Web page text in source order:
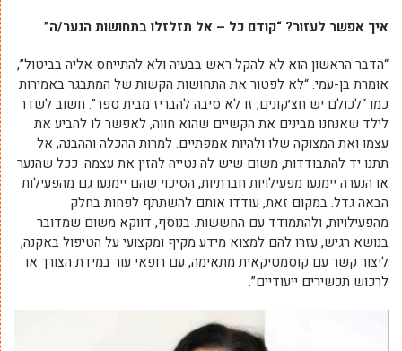
איך אפשר לעזור? “קודם כל – אל תזלזלו בתחושות הנער/ה”
“הדבר הראשון הוא לא להקל ראש בבעיה ולא להתייחס אליה בביטול”,
אומרת בן-עמי. “לא לפטור את התחושות הקשות של המתבגר באמירות
כמו “לכולם יש חצ׳קונים, זו לא סיבה להבריז מבית ספר”. חשוב לשדר
לילד שאנחנו מבינים את הקשיים שהוא חווה, לאפשר לו להביע את
עצמו ואת המצוקה שלו ולהיות אמפתיים. למרות ההכלה וההבנה, אל
תתנו יד להתבודדות, משום שיש לה נטייה להזין את עצמה. ככל שהנער
או הנערה יימנעו מפעילויות חברתיות, הסיכוי שהם יימנעו גם מהפעילות
הבאה גדל. במקום זאת, עודדו אותם להשתתף לפחות בחלק
מהפעילויות, ולהתמודד עם החששות. בנוסף, דווקא משום שמדובר
בנושא רגיש, עזרו להם למצוא מידע מקיף ומקצועי על הטיפול באקנה,
ליצור קשר עם קוסמטיקאית מתאימה, עם רופאי עור במידת הצורך או
לרכוש תכשירים ייעודיים”.